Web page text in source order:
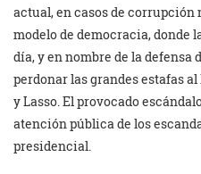
actual, en casos de corrupción
modelo de democracia, donde
día, y en nombre de la defensa
perdonar las grandes estafas
y Lasso. El provocado
atención pública de los
presidencial.